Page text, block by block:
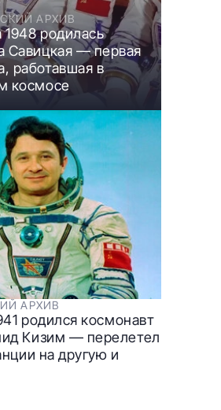
АРХИВ
1948 родилась
Савицкая — первая
работавшая в
космосе
АРХИВ
родился космонавт
Кизим — перелетел
на другую и